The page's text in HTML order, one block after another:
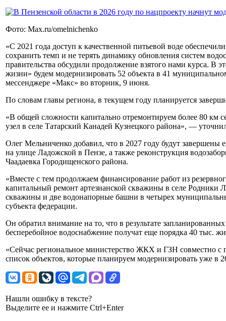
Фото: Max.ru/omelnichenko
«С 2021 года доступ к качественной питьевой воде
сохранить темп и не терять динамику обновления систем
правительства обсудили продолжение взятого нами курса. В
жизни» будем модернизировать 52 объекта в 41
мессенджере «Макс» во вторник, 9 июня.
По словам главы региона, в текущем году планируется
«В общей сложности капитально отремонтируем более 80 км
узел в селе Татарский Канадей Кузнецкого района», —
Олег Мельниченко добавил, что в 2027 году будут
на улице Ладожской в Пензе, а также реконструкция
Чаадаевка Городищенского района.
«Вместе с тем продолжаем финансирование работ из
капитальный ремонт артезианской скважины в селе Родники
скважины и две водонапорные башни в четырех
субъекта федерации.
Он обратил внимание на то, что в результате
бесперебойное водоснабжение получат еще порядка 40 тыс.
«Сейчас региональное министерство ЖКХ и ГЗН совместно с
список объектов, которые планируем модернизировать уже в
Нашли ошибку в тексте?
Выделите ее и нажмите Ctrl+Enter